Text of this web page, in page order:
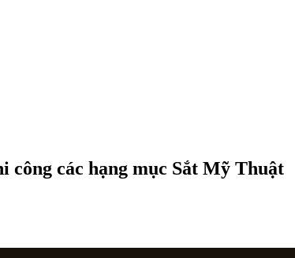
công các hạng mục Sắt Mỹ Thuật